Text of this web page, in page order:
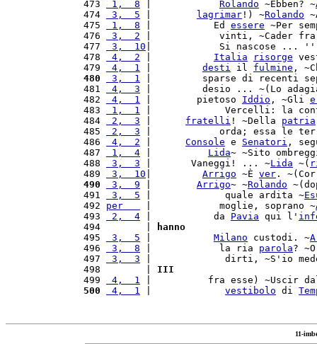
473
1,  8 Rolando ~Ebben? ~
474
3,  5 lagrimar !) ~Rolando
475
1,  8 |           Ed essere ~Per
476
3,  2 |            vinti, ~Cader
477
3,  10 |            Si nascose ... ''
478
4,  2 Italia risorge
479
4,  1 desti il fulmine ,
480
3,  1 |         sparse di recenti
481
4,  3 |         desio ... ~(Lo
482
4,  1 |        pietoso Iddio , ~Gli
483
1,  1 |             Vercelli: la
484
2,  3 fratelli ! ~Della patria
485
2,  3 |            orda; essa le
486
4,  2 Console e Senatori ,
487
1,  4 Lida~ ~Sito
488
3,  3 |       Vaneggi! ... ~Lida ~(
489
3,  10 Arrigo ~È ver .
490
3,  9 Arrigo~ ~Rolando
491
3,  5 |             quale ardita ~
492 per |            moglie, soprano ~
493
2,  4 |           da Pavia qui l'
494        |
hanno
495
3,  5 Milano custodi. ~
496
3,  8 |            la ria parola?
497
3,  3 |             dirti, ~S'io
498        | III
499
4,  1 |          fra esse) ~Uscir
500
4,  1 vestibolo di
11-